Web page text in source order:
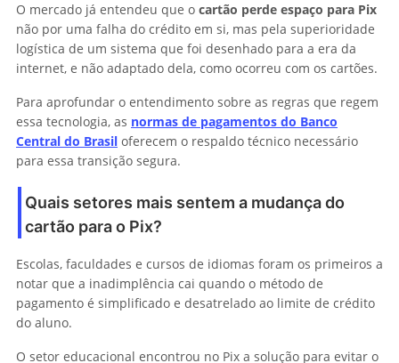
O mercado já entendeu que o cartão perde espaço para Pix
não por uma falha do crédito em si, mas pela superioridade
logística de um sistema que foi desenhado para a era da
internet, e não adaptado dela, como ocorreu com os cartões.
Para aprofundar o entendimento sobre as regras que regem
essa tecnologia, as normas de pagamentos do Banco
Central do Brasil oferecem o respaldo técnico necessário
para essa transição segura.
Quais setores mais sentem a mudança do
cartão para o Pix?
Escolas, faculdades e cursos de idiomas foram os primeiros a
notar que a inadimplência cai quando o método de
pagamento é simplificado e desatrelado ao limite de crédito
do aluno.
O setor educacional encontrou no Pix a solução para evitar o